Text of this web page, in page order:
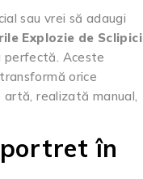
sau vrei să adaugi
Explozie de Sclipici
perfectă. Aceste
transformă orice
realizată manual,
în